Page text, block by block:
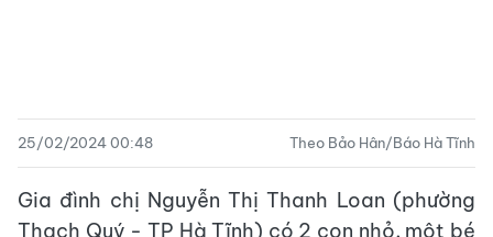
25/02/2024 00:48 Theo Bảo Hân/Báo Hà Tĩnh
Gia đình chị Nguyễn Thị Thanh Loan (phường
Thạch Quý - TP Hà Tĩnh) có 2 con nhỏ, một bé